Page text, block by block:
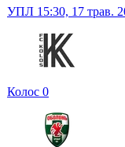
УПЛ 15:30, 17 трав.
Колос 0